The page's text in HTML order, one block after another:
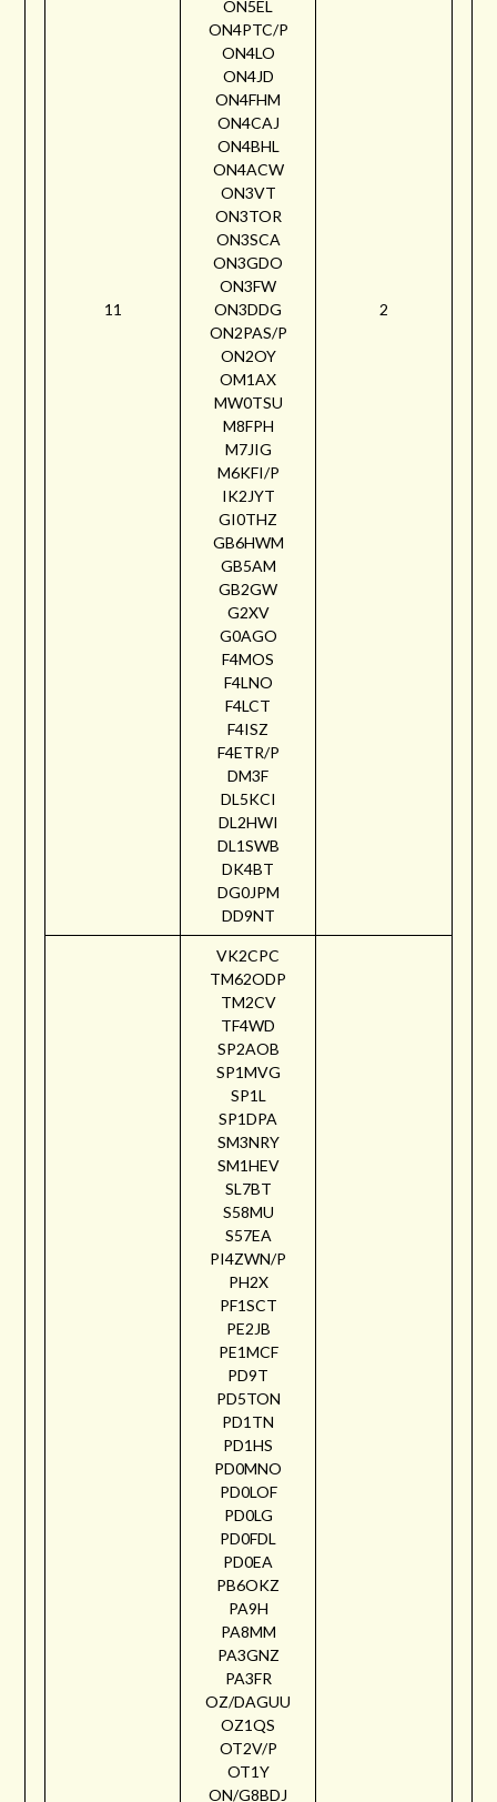
11
ON5EL
ON4PTC/P
ON4LO
ON4JD
ON4FHM
ON4CAJ
ON4BHL
ON4ACW
ON3VT
ON3TOR
ON3SCA
ON3GDO
ON3FW
ON3DDG
ON2PAS/P
ON2OY
OM1AX
MW0TSU
M8FPH
M7JIG
M6KFI/P
IK2JYT
GI0THZ
GB6HWM
GB5AM
GB2GW
G2XV
G0AGO
F4MOS
F4LNO
F4LCT
F4ISZ
F4ETR/P
DM3F
DL5KCI
DL2HWI
DL1SWB
DK4BT
DG0JPM
DD9NT
2
VK2CPC
TM62ODP
TM2CV
TF4WD
SP2AOB
SP1MVG
SP1L
SP1DPA
SM3NRY
SM1HEV
SL7BT
S58MU
S57EA
PI4ZWN/P
PH2X
PF1SCT
PE2JB
PE1MCF
PD9T
PD5TON
PD1TN
PD1HS
PD0MNO
PD0LOF
PD0LG
PD0FDL
PD0EA
PB6OKZ
PA9H
PA8MM
PA3GNZ
PA3FR
OZ/DAGUU
OZ1QS
OT2V/P
OT1Y
ON/G8BDJ